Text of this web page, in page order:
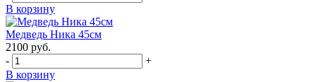
В корзину
Медведь Ника 45см
2100 руб.
-
+
В корзину